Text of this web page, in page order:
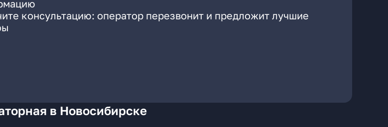
консультацию: оператор перезвонит и предложит лучшие
в Новосибирске